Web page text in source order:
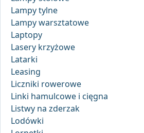
Lampy tylne
Lampy warsztatowe
Laptopy
Lasery krzyżowe
Latarki
Leasing
Liczniki rowerowe
Linki hamulcowe i cięgna
Listwy na zderzak
Lodówki